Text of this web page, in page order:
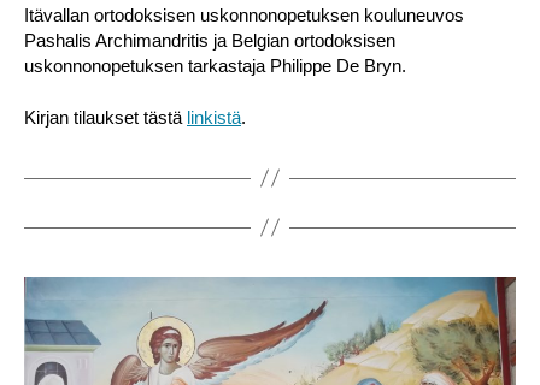
Itävallan ortodoksisen uskonnonopetuksen kouluneuvos
Pashalis Archimandritis ja Belgian ortodoksisen
uskonnonopetuksen tarkastaja Philippe De Bryn.
Kirjan tilaukset tästä linkistä.